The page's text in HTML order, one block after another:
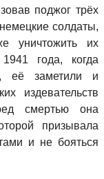
поджог трёх
солдаты,
уничтожить их
года, когда
её заметили и
издевательств
смертью она
призывала
и не бояться